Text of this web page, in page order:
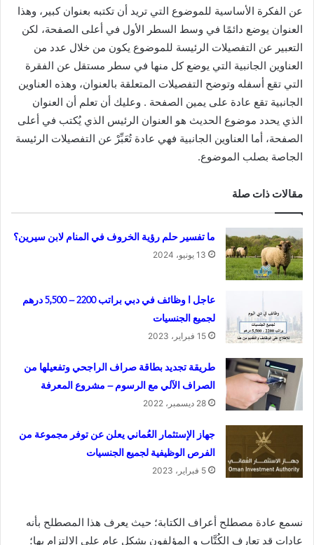
عن الفكرة الأساسية للموضوع التي تريد أن تكتبه بعنوان كبير، وهذا
العنوان يوضع دائمًا في وسط السطر الأول في أعلى الصفحة، لكن
التعبير عن التفصيلات الرئيسة للموضوع يكون من خلال عدد من
العناوين الجانبية التي يوضع كل منها في سطر مستقل عن الفقرة
التي تقع أسفله وتوضح التفصيلات المتعلقة بالعنوان، وهذه العناوين
الجانبية تقع عادة على يمين الصفحة . وعليك أن تعلم أن العنوان
الذي يحدد موضوع الحديث هو العنوان الرئيس الذي يُكتب في أعلى
الصفحة، أما العناوين الجانبية فهي عادة تُعَبِّرْ عن التفصيلات الرئيسة
الجاصة بصلب الموضوع.
مقالات ذات صلة
ما تفسير حلم رؤية الخروف في المنام لابن سيرين؟
13 يونيو، 2024
عاجل ا وظائف في دبي براتب 2200 – 5,500 درهم
لجميع الجنسيات
15 فبراير، 2023
طريقة تجديد بطاقة صراف الراجحي وتفعيلها من
الصراف الآلي مع الرسوم – مشروع المعرفة
28 ديسمبر، 2022
جهاز الإستثمار العُماني يعلن عن توفر مجموعة من
الفرص الوظيفية لجميع الجنسيات
5 فبراير، 2023
نسمع عادة مصطلح أعراف الكتابة؛ حيث يعرف هذا المصطلح بأنه
عادات قد تعارف الكُتَّاب و المؤلفون بشكل عام على الالتزام بها؛